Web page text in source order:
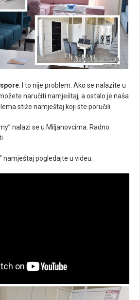
. I to nije problem. Ako se nalazite u
naručiti namještaj, a ostalo je naša
stiže namještaj koji ste poručili.
nalazi se u Miljanovcima. Radno
namještaj pogledajte u videu: